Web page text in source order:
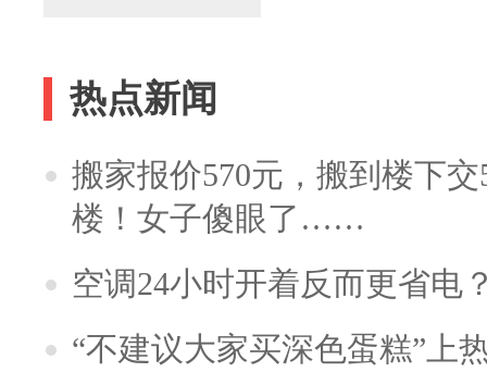
热点新闻
搬家报价570元，搬到楼下
楼！女子傻眼了……
空调24小时开着反而更省电
“不建议大家买深色蛋糕”上